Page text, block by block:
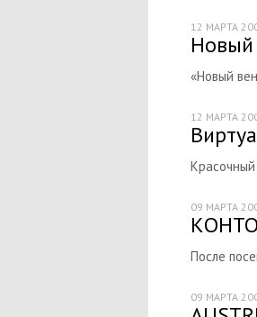
Новый
«Новый
12 МАРТА
12 МАРТА
После
09 МАРТА
09 МАРТА